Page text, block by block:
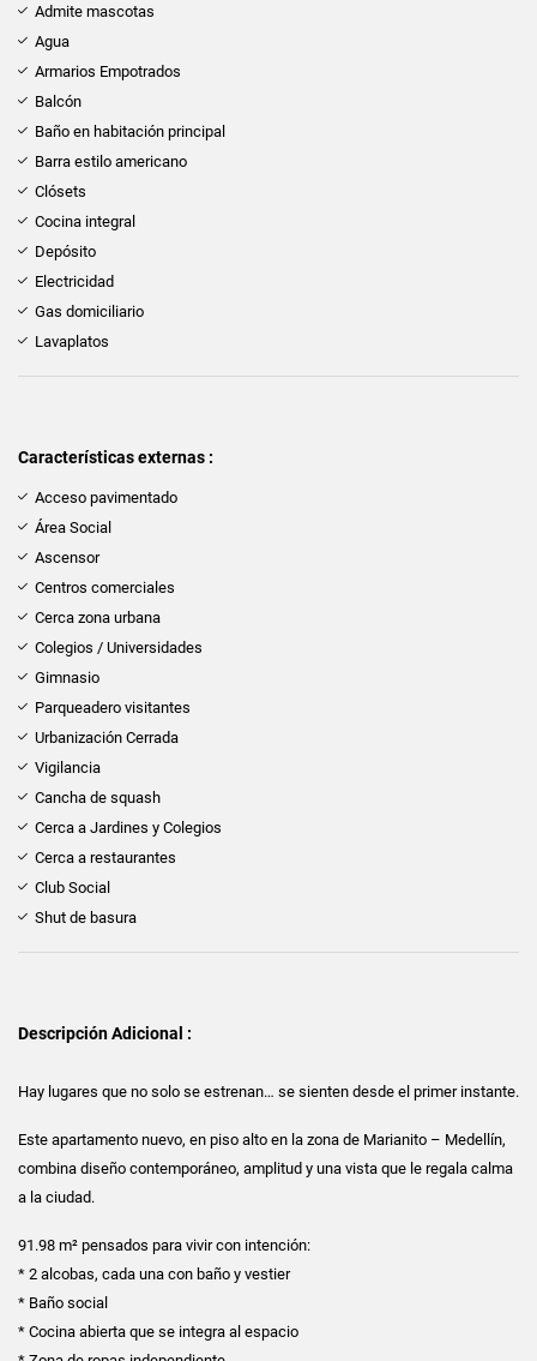
Admite mascotas
Agua
Armarios Empotrados
Balcón
Baño en habitación principal
Barra estilo americano
Clósets
Cocina integral
Depósito
Electricidad
Gas domiciliario
Lavaplatos
Características externas :
Acceso pavimentado
Área Social
Ascensor
Centros comerciales
Cerca zona urbana
Colegios / Universidades
Gimnasio
Parqueadero visitantes
Urbanización Cerrada
Vigilancia
Cancha de squash
Cerca a Jardines y Colegios
Cerca a restaurantes
Club Social
Shut de basura
Descripción Adicional :
Hay lugares que no solo se estrenan… se sienten desde el primer instante.
Este apartamento nuevo, en piso alto en la zona de Marianito – Medellín,
combina diseño contemporáneo, amplitud y una vista que le regala calma
a la ciudad.
91.98 m² pensados para vivir con intención:
* 2 alcobas, cada una con baño y vestier
* Baño social
* Cocina abierta que se integra al espacio